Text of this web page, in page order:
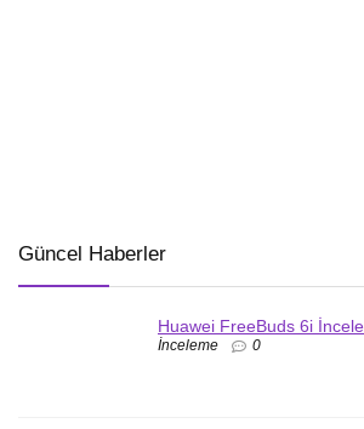
Güncel Haberler
Huawei FreeBuds 6i
İnceleme 0